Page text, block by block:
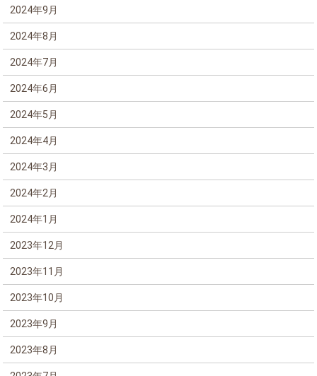
2024年9月
2024年8月
2024年7月
2024年6月
2024年5月
2024年4月
2024年3月
2024年2月
2024年1月
2023年12月
2023年11月
2023年10月
2023年9月
2023年8月